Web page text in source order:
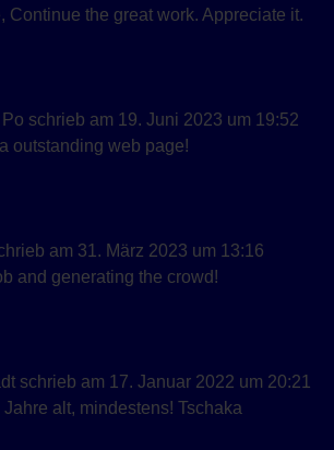
Continue the great work. Appreciate it.
schrieb am 19. Juni 2023 um 19:52
outstanding web page!
am 31. März 2023 um 13:16
and generating the crowd!
schrieb am 17. Januar 2022 um 20:21
alt, mindestens! Tschaka